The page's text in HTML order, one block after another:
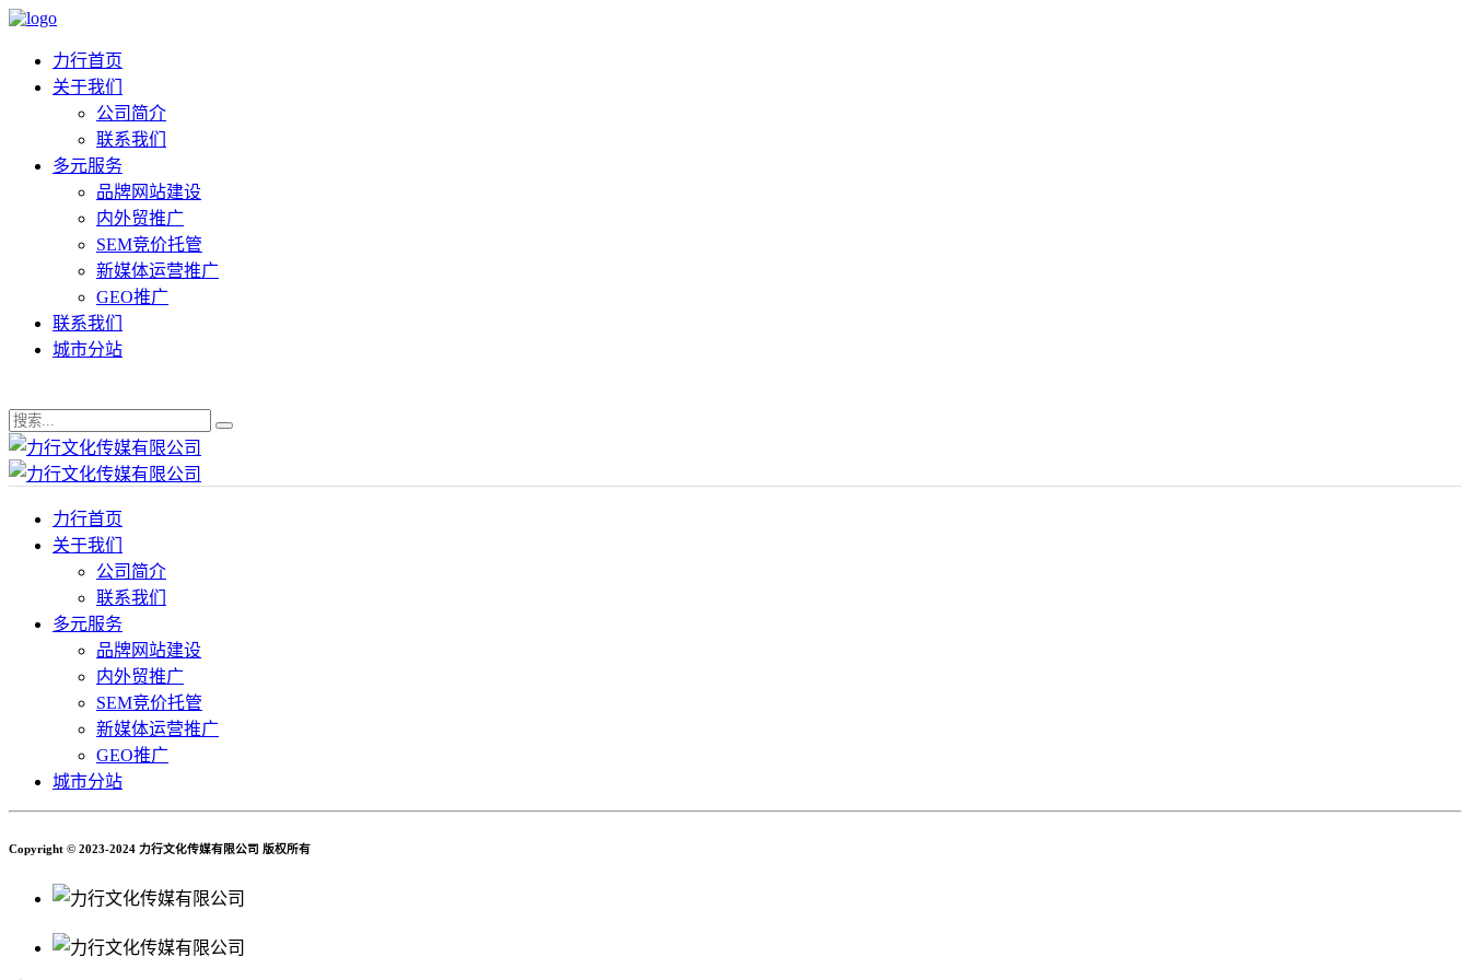
力行首页
关于我们
公司简介
联系我们
多元服务
品牌网站建设
内外贸推广
SEM竞价托管
新媒体运营推广
GEO推广
联系我们
城市分站
力行首页
关于我们
公司简介
联系我们
多元服务
品牌网站建设
内外贸推广
SEM竞价托管
新媒体运营推广
GEO推广
城市分站
Copyright © 2023-2024 力行文化传媒有限公司 版权所有